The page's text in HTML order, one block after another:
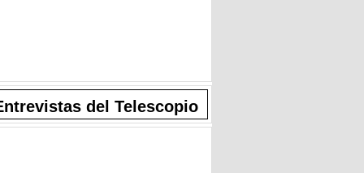
del Telescopio